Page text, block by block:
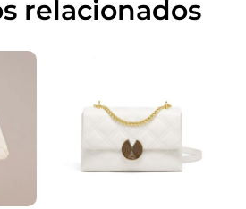
relacionados